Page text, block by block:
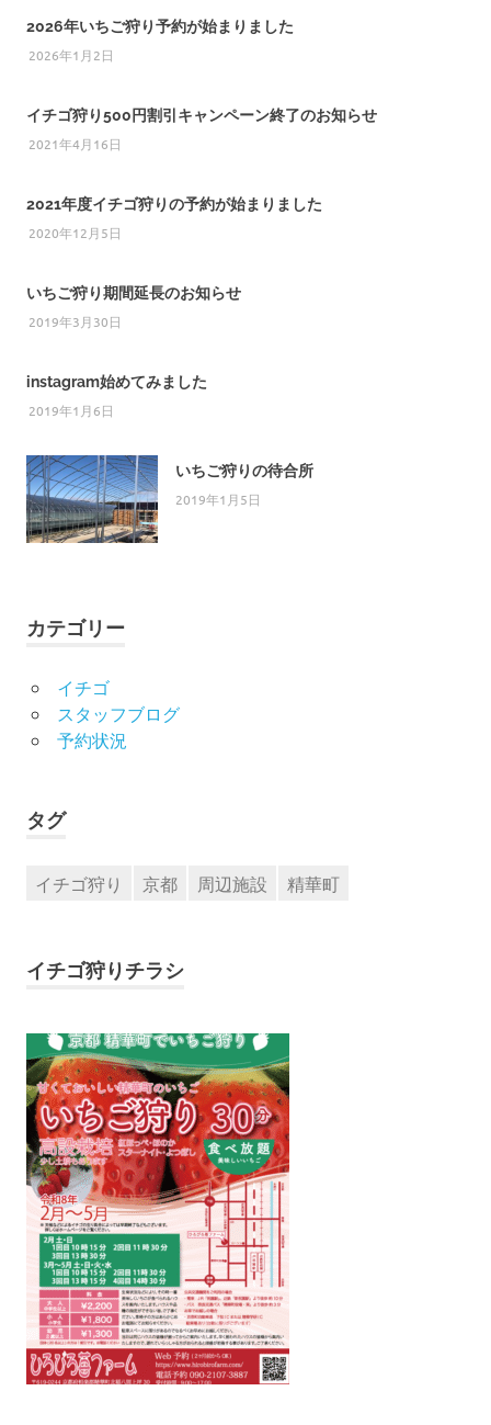
2026年いちご狩り予約が始まりました
2026年1月2日
イチゴ狩り500円割引キャンペーン終了のお知らせ
2021年4月16日
2021年度イチゴ狩りの予約が始まりました
2020年12月5日
いちご狩り期間延長のお知らせ
2019年3月30日
instagram始めてみました
2019年1月6日
いちご狩りの待合所
2019年1月5日
カテゴリー
イチゴ
スタッフブログ
予約状況
タグ
イチゴ狩り 京都 周辺施設 精華町
イチゴ狩りチラシ